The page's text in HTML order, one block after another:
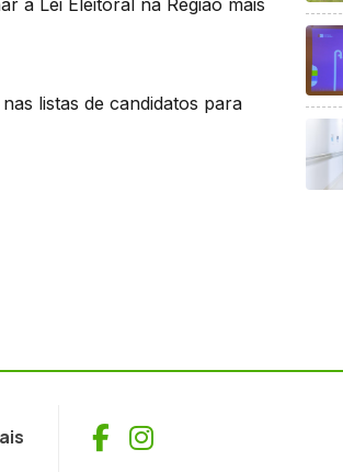
listas de candidatos para
Facebook
Instagram